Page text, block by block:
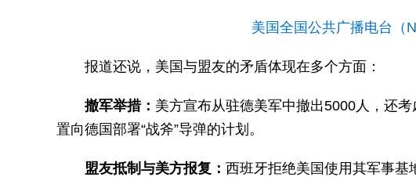
美国全国公共广播电台（
报道还说，美国与盟友的矛盾体现在多个方面：
撤军举措： 美方宣布从驻德美军中撤出5000人，还
置向德国部署“战斧”导弹的计划。
盟友抵制与美方报复： 西班牙拒绝美国使用其军事基